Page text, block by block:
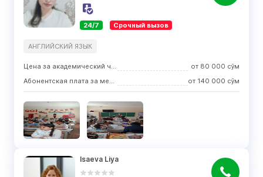
24/7 Срочный вызов
АНГЛИЙСКИЙ ЯЗЫК
Цена за академический час занятий от 80 000 сўм
Абонентская плата за месяц
от 140 000 сўм
Isaeva Liya